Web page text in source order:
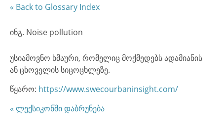
« Back to Glossary Index
ინგ. Noise pollution
უსიამოვნო ხმაური, რომელიც მოქმედებს ადამიანის
ან ცხოველის სიცოცხლეზე.
წყარო: https://www.swecourbaninsight.com/
« ლექსიკონში დაბრუნება